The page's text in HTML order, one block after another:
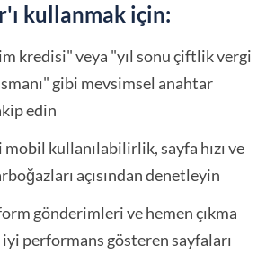
kullanmak için:
kredisi" veya "yıl sonu çiftlik vergi
gibi mevsimsel anahtar
edin
kullanılabilirlik, sayfa hızı ve
açısından denetleyin
gönderimleri ve hemen çıkma
iyi performans gösteren sayfaları